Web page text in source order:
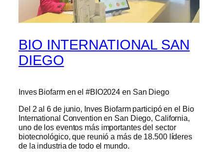
BIO INTERNATIONAL SAN
DIEGO
Inves Biofarm en el #BIO2024 en San Diego
Del 2 al 6 de junio, Inves Biofarm participó en el Bio
International Convention en San Diego, California,
uno de los eventos más importantes del sector
biotecnológico, que reunió a más de 18.500 líderes
de la industria de todo el mundo.